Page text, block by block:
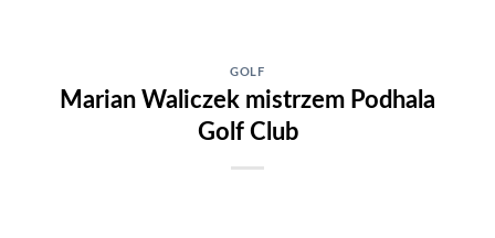
GOLF
Marian Waliczek mistrzem Podhala
Golf Club